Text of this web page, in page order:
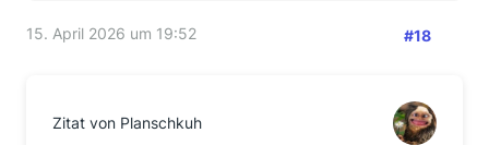
15. April 2026 um 19:52 #18
Zitat von Planschkuh